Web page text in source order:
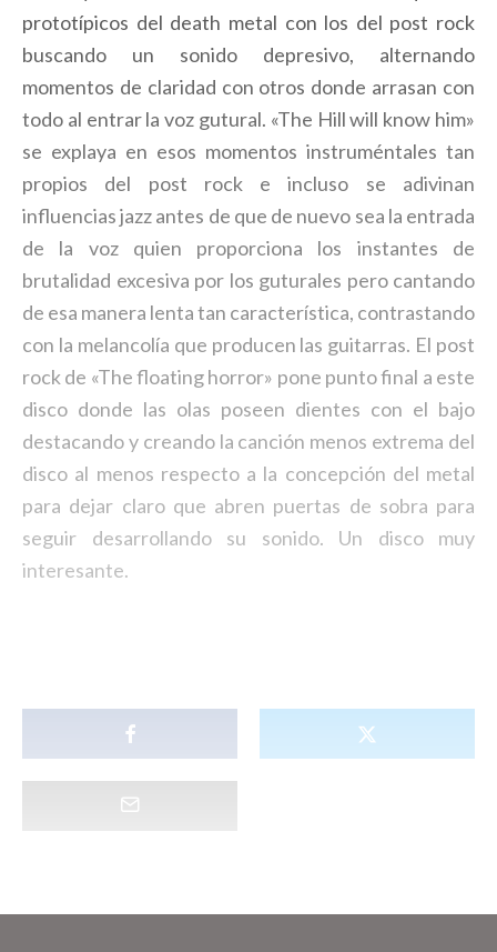
prototípicos del death metal con los del post rock
buscando un sonido depresivo, alternando
momentos de claridad con otros donde arrasan con
todo al entrar la voz gutural. «The Hill will know him»
se explaya en esos momentos instruméntales tan
propios del post rock e incluso se adivinan
influencias jazz antes de que de nuevo sea la entrada
de la voz quien proporciona los instantes de
brutalidad excesiva por los guturales pero cantando
de esa manera lenta tan característica, contrastando
con la melancolía que producen las guitarras. El post
rock de «The floating horror» pone punto final a este
disco donde las olas poseen dientes con el bajo
destacando y creando la canción menos extrema del
disco al menos respecto a la concepción del metal
para dejar claro que abren puertas de sobra para
seguir desarrollando su sonido. Un disco muy
interesante.